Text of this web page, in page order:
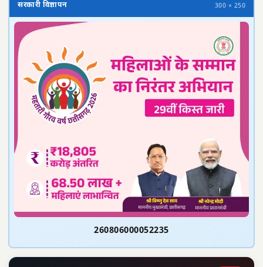
सरकारी विज्ञापन 300 × 250
260806000052235